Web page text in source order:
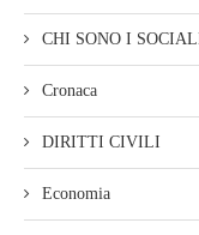
CHI SONO I
Cronaca
DIRITTI CIVILI
Economia